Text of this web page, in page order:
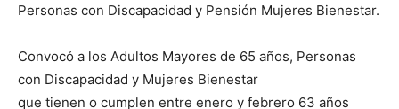
Personas con Discapacidad y Pensión Mujeres Bienestar.
Convocó a los Adultos Mayores de 65 años, Personas
con Discapacidad y Mujeres Bienestar
que tienen o cumplen entre enero y febrero 63 años